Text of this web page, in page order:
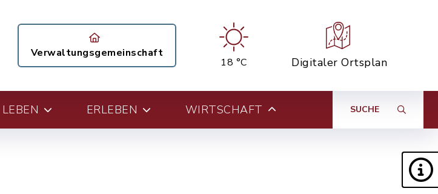
Verwaltungsgemeinschaft
18 °C Digitaler Ortsplan
LEBEN ERLEBEN WIRTSCHAFT SUCHE